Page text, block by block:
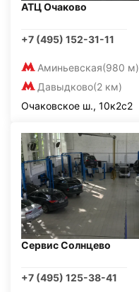
АТЦ Очаково
+7 (495) 152-31-11
Аминьевская(980 м)
Давыдково(2 км)
Очаковское ш., 10к2с2
Сервис Солнцево
+7 (495) 125-38-41